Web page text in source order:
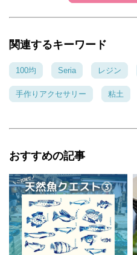
第生ですが、買っ
見ながら予習・復
ます。大好きなお
くれます様に(－人
2016年10月05日
ひこまるさん！
気⤵︎下がり気味の
がとうございま
コン型粘土も使
も星好き♡娘の
い頃は名前変わ
関連するキーワード
100均 Seria レジン
手作りアクセサリー 粘土
おすすめの記事